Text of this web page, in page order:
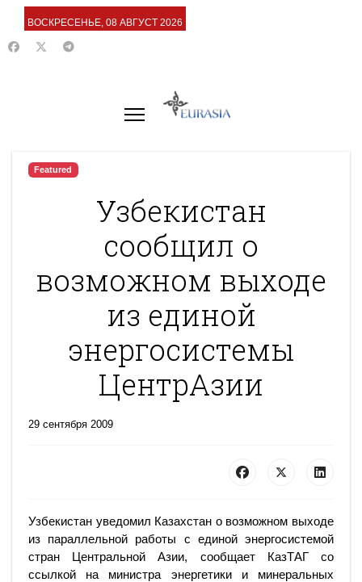
ВОСКРЕСЕНЬЕ, 08 АВГУСТ 2026
Featured
Узбекистан
сообщил о
возможном выходе
из единой
энергосистемы
ЦентрАзии
29 сентября 2009
Узбекистан уведомил Казахстан о возможном выходе
из параллельной работы с единой энергосистемой
стран Центральной Азии, сообщает КазТАГ со
ссылкой на министра энергетики и минеральных